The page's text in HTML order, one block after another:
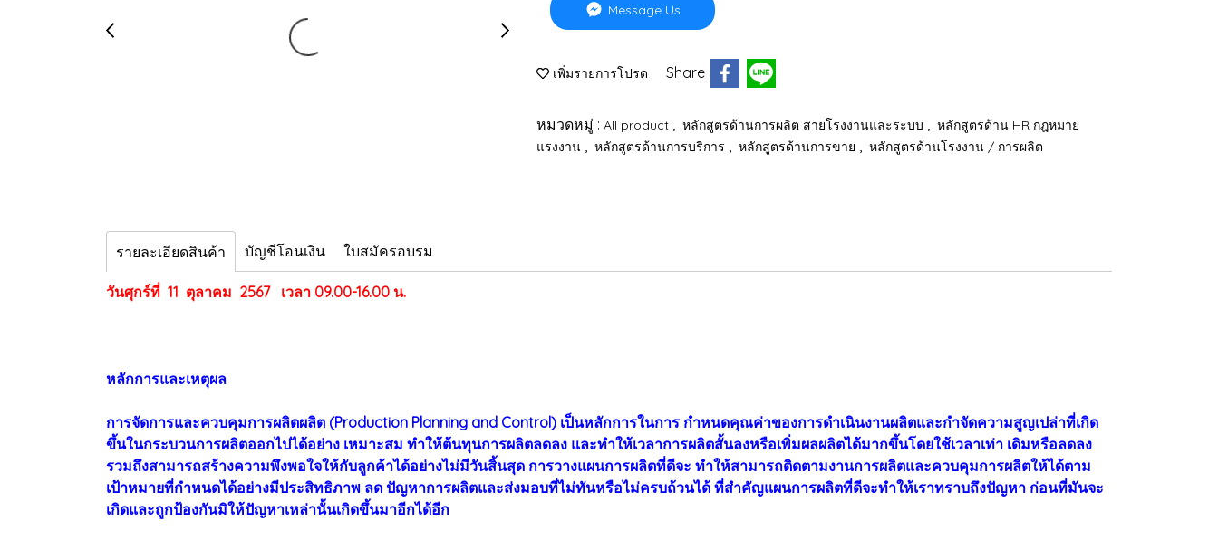
Message Us
เพิ่มรายการโปรด Share
หมวดหมู่ : All product หลักสูตรด้านการผลิต สายโรงงานและระบบ
หลักสูตรด้าน HR กฎหมาย
แรงงาน
หลักสูตรด้านการบริการ หลักสูตรด้านการขาย หลักสูตรด้านโรงงาน / การผลิต
รายละเอียดสินค้า บัญชีโอนเงิน ใบสมัครอบรม
วันศุกร์ที่ 11 ตุลาคม 2567 เวลา 09.00-16.00 น.
หลักการและเหตุผล
การจัดการและควบคุมการผลิตผลิต (Production Planning and Control) เป็นหลักการในการ กำหนดคุณค่าของการดำเนินงานผลิตและกำจัดความสูญเปล่าที่เกิด
ขึ้นในกระบวนการผลิตออกไปได้อย่าง เหมาะสม ทำให้ต้นทุนการผลิตลดลง และทำให้เวลาการผลิตสั้นลงหรือเพิ่มผลผลิตได้มากขึ้นโดยใช้เวลาเท่า เดิมหรือลดลง
รวมถึงสามารถสร้างความพึงพอใจให้กับลูกค้าได้อย่างไม่มีวันสิ้นสุด การวางแผนการผลิตที่ดีจะ ทำให้สามารถติดตามงานการผลิตและควบคุมการผลิตให้ได้ตาม
เป้าหมายที่กำหนดได้อย่างมีประสิทธิภาพ ลด ปัญหาการผลิตและส่งมอบที่ไม่ทันหรือไม่ครบถ้วนได้ ที่สำคัญแผนการผลิตที่ดีจะทำให้เราทราบถึงปัญหา ก่อนที่มันจะ
เกิดและถูกป้องกันมิให้ปัญหาเหล่านั้นเกิดขึ้นมาอีกได้อีก